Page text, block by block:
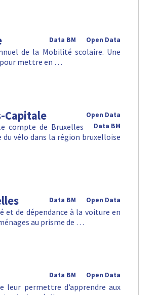
Open Data
Data BM
de la Mobilité scolaire. Une
pour mettre en …
Capitale
Open Data
Data BM
compte de Bruxelles
vélo dans la région bruxelloise
Open Data
Data BM
et de dépendance à la voiture en
au prisme de …
Open Data
Data BM
leur permettre d’apprendre aux